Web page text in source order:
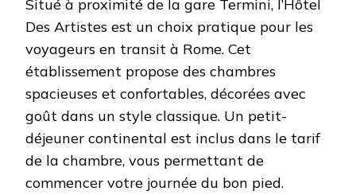
Situé à proximité de la gare Termini, l’Hôtel
Des Artistes est un choix pratique pour les
voyageurs en transit à Rome. Cet
établissement propose des chambres
spacieuses et confortables, décorées avec
goût dans un style classique. Un petit-
déjeuner continental est inclus dans le tarif
de la chambre, vous permettant de
commencer votre journée du bon pied.